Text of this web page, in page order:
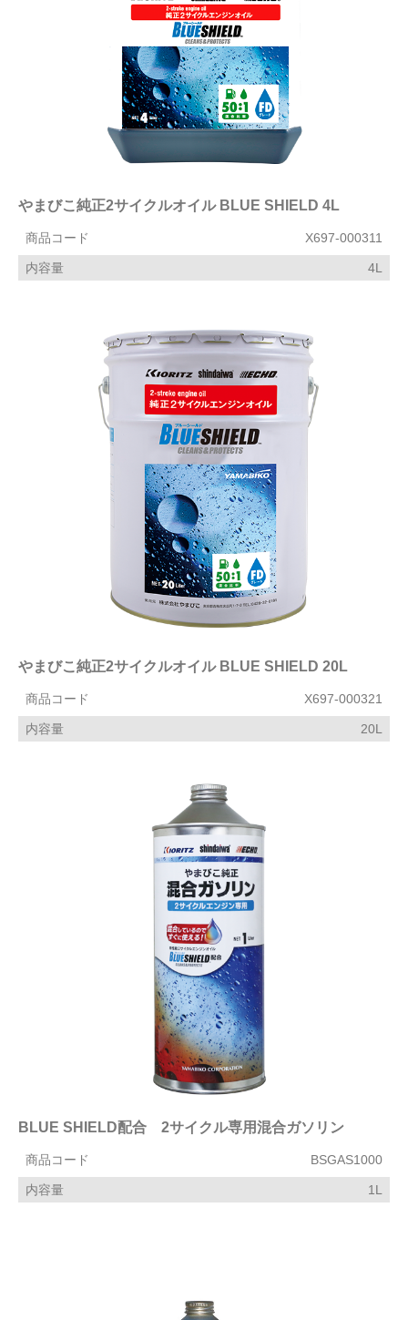
やまびこ純正2サイクルオイル BLUE SHIELD 4L
商品コード X697-000311
内容量 4L
やまびこ純正2サイクルオイル BLUE SHIELD 20L
商品コード X697-000321
内容量 20L
BLUE SHIELD配合 2サイクル専用混合ガソリン
商品コード BSGAS1000
内容量 1L